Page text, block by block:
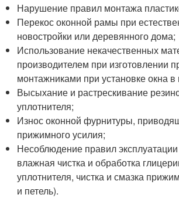
Нарушение правил монтажа
Перекос оконной рамы при
новостройки или деревянного дома;
Использование некачественных
производителем при изготовлении
монтажниками при установке окна в
Высыхание и растрескивание
уплотнителя;
Износ оконной фурнитуры,
прижимного усилия;
Несоблюдение правил
влажная чистка и обработка
уплотнителя, чистка и смазка
и петель).